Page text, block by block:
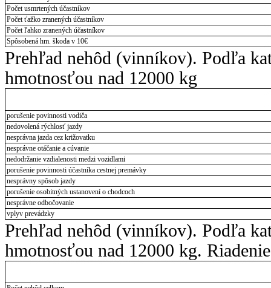
Počet usmrtených účastníkov
Počet ťažko zranených účastníkov
Počet ľahko zranených účastníkov
Spôsobená hm. škoda v 10€
Prehľad nehôd (vinníkov). Podľa
hmotnosťou nad 12000 kg
porušenie povinnosti vodiča
nedovolená rýchlosť jazdy
nesprávna jazda cez križovatku
nesprávne otáčanie a cúvanie
nedodržanie vzdialenosti medzi vozidlami
porušenie povinnosti účastníka cestnej premávky
nesprávny spôsob jazdy
porušenie osobitných ustanovení o chodcoch
nesprávne odbočovanie
vplyv prevádzky
Prehľad nehôd (vinníkov). Podľa
hmotnosťou nad 12000 kg.